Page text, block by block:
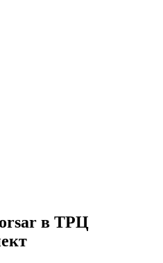
в ТРЦ